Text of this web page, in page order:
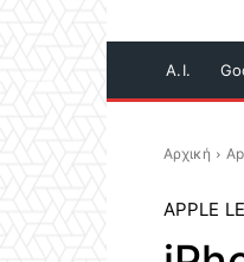
A.I.
Αρχική
APPLE